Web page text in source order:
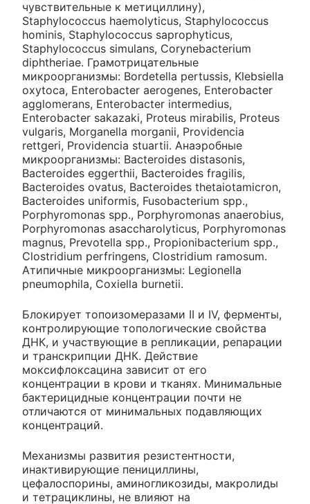
чувствительные к метициллину),
Staphylococcus haemolyticus, Staphylococcus
hominis, Staphylococcus saprophyticus,
Staphylococcus simulans, Corynebacterium
diphtheriae. Грамотрицательные
микроорганизмы: Bordetella pertussis, Klebsiella
oxytoca, Enterobacter aerogenes, Enterobacter
agglomerans, Enterobacter intermedius,
Enterobacter sakazaki, Proteus mirabilis, Proteus
vulgaris, Morganella morganii, Providencia
rettgeri, Providencia stuartii. Анаэробные
микроорганизмы: Bacteroides distasonis,
Bacteroides eggerthii, Bacteroides fragilis,
Bacteroides ovatus, Bacteroides thetaiotamicron,
Bacteroides uniformis, Fusobacterium spp.,
Porphyromonas spp., Porphyromonas anaerobius,
Porphyromonas asaccharolyticus, Porphyromonas
magnus, Prevotella spp., Propionibacterium spp.,
Clostridium perfringens, Clostridium ramosum.
Атипичные микроорганизмы: Legionella
pneumophila, Coxiella burnetii.
Блокирует топоизомеразами II и IV, ферменты,
контролирующие топологические свойства
ДНК, и участвующие в репликации, репарации
и транскрипции ДНК. Действие
моксифлоксацина зависит от его
концентрации в крови и тканях. Минимальные
бактерицидные концентрации почти не
отличаются от минимальных подавляющих
концентраций.
Механизмы развития резистентности,
инактивирующие пенициллины,
цефалоспорины, аминогликозиды, макролиды
и тетрациклины, не влияют на